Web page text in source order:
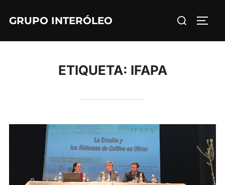
GRUPO INTERÓLEO Buscar:
ETIQUETA: IFAPA